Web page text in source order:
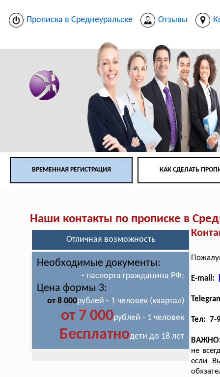
Прописка в Среднеуральске Отзывы
ВРЕМЕННАЯ РЕГИСТРАЦИЯ КАК СДЕЛАТЬ
Наши контакты по прописке в
Отличная возможность
Необходимые документы:
- паспорта гражданина РФ;
Цена формы 3:
от 8 000рублей - 1 человек (квартал)
от 7 000рублей - 1 человек
Бесплатнодети до 18 лет
E-mail:
Тел: 7-
не
если